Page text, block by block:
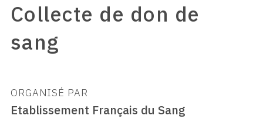
Collecte de don de
sang
ORGANISÉ PAR
Etablissement Français du Sang